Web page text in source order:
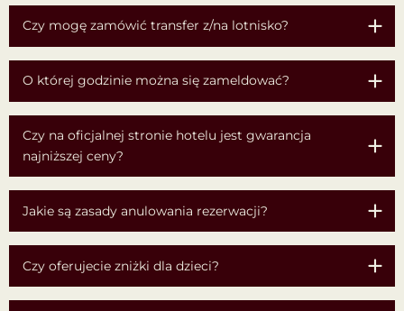
Czy mogę zamówić transfer z/na lotnisko?
O której godzinie można się zameldować?
Czy na oficjalnej stronie hotelu jest gwarancja
najniższej ceny?
Jakie są zasady anulowania rezerwacji?
Czy oferujecie zniżki dla dzieci?